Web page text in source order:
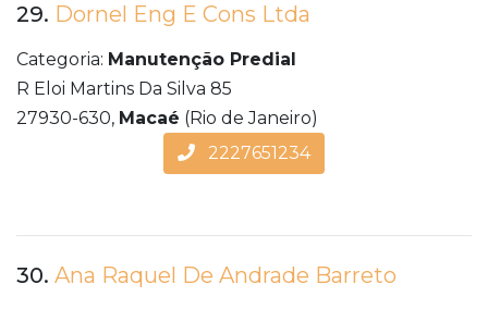
29. Dornel Eng E Cons Ltda
Categoria: Manutenção Predial
R Eloi Martins Da Silva 85
27930-630, Macaé (Rio de Janeiro)
2227651234
30. Ana Raquel De Andrade Barreto